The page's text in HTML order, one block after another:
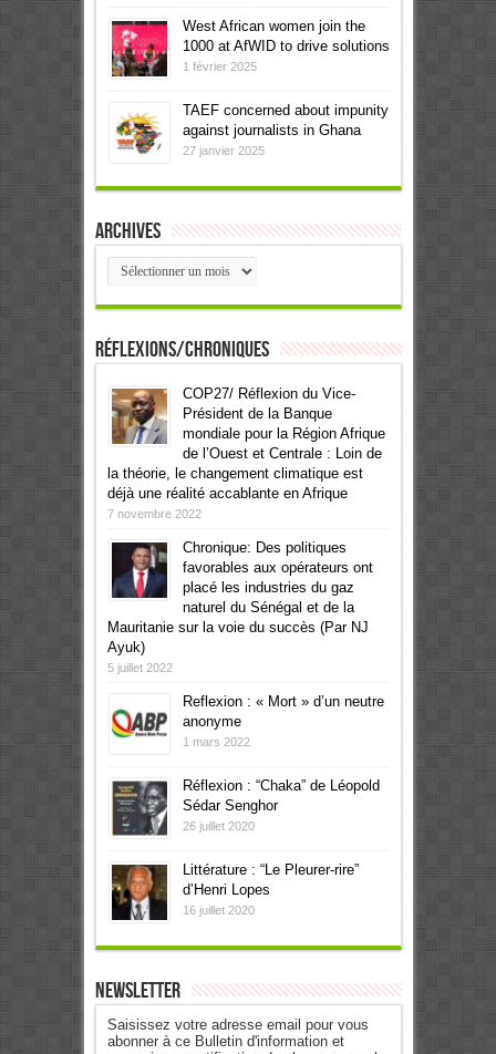
West African women join the
1000 at AfWID to drive solutions
1 février 2025
TAEF concerned about impunity
against journalists in Ghana
27 janvier 2025
Archives
Archives
Réflexions/Chroniques
COP27/ Réflexion du Vice-
Président de la Banque
mondiale pour la Région Afrique
de l’Ouest et Centrale : Loin de
la théorie, le changement climatique est
déjà une réalité accablante en Afrique
7 novembre 2022
Chronique: Des politiques
favorables aux opérateurs ont
placé les industries du gaz
naturel du Sénégal et de la
Mauritanie sur la voie du succès (Par NJ
Ayuk)
5 juillet 2022
Reflexion : « Mort » d’un neutre
anonyme
1 mars 2022
Réflexion : “Chaka” de Léopold
Sédar Senghor
26 juillet 2020
Littérature : “Le Pleurer-rire”
d’Henri Lopes
16 juillet 2020
Newsletter
Saisissez votre adresse email pour vous
abonner à ce Bulletin d'information et